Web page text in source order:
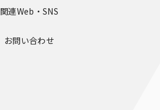
関連Web・SNS
お問い合わせ